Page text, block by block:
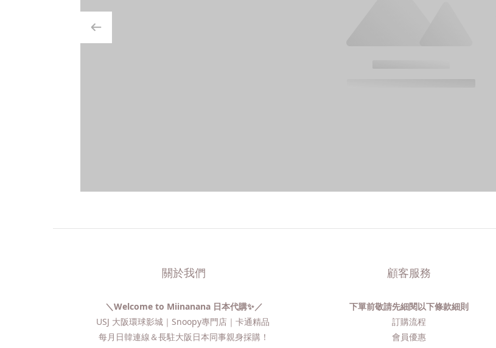
關於我們
＼Welcome to Miinanana 日本代購✨／
USJ 大阪環球影城｜Snoopy專門店｜卡通精品
每月日韓連線＆長駐大阪日本同事親身採購！
顧客服務
下單前敬請先細閱以下條款細則
訂購流程​
會員優惠